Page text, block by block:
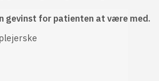
gevinst for patienten at være med.